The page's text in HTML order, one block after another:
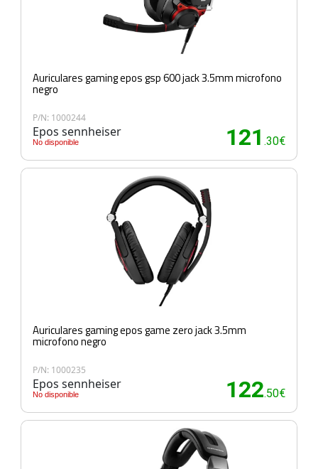
Auriculares gaming epos gsp 600 jack 3.5mm microfono
negro
P/N: 1000244
Epos sennheiser
No disponible 121 .30€
Auriculares gaming epos game zero jack 3.5mm
microfono negro
P/N: 1000235
Epos sennheiser
No disponible 122.50€